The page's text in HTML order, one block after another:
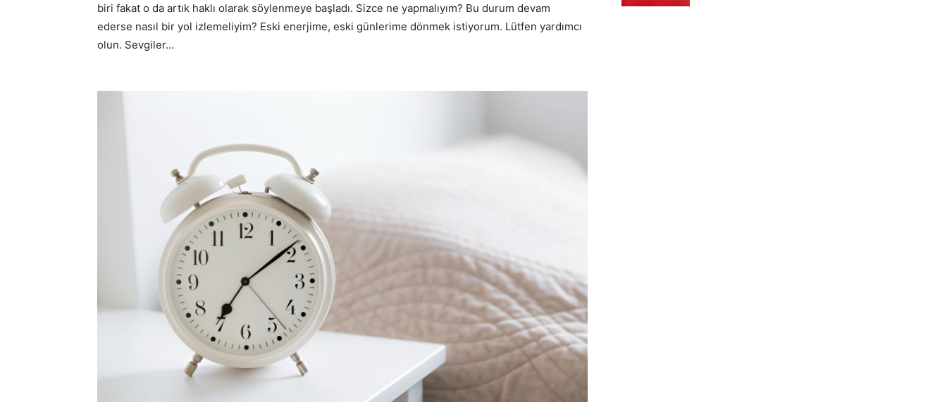
biri fakat o da artık haklı olarak söylenmeye başladı. Sizce ne yapmalıyım? Bu durum devam
ederse nasıl bir yol izlemeliyim? Eski enerjime, eski günlerime dönmek istiyorum. Lütfen yardımcı
olun. Sevgiler…